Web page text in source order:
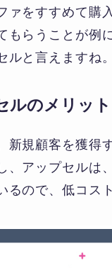
ァをすすめて購
もらうことが例
ルと言えますね。
ルのメリット
新規顧客を獲得
、アップセルは
るので、低コス